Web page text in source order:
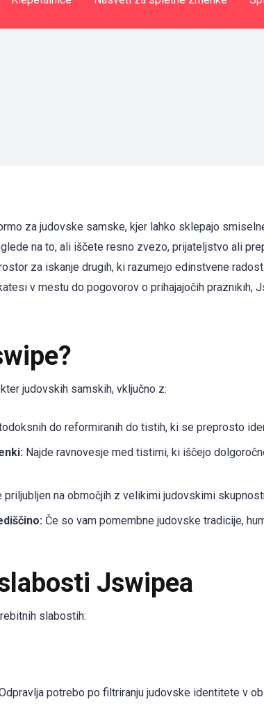
za judovske samske, kjer lahko sklepajo
na to, ali iščete resno zvezo, prijateljstvo ali
za iskanje drugih, ki razumejo edinstvene
v mestu do pogovorov o prihajajočih praznikih,
judovskih samskih, vključno z:
do reformiranih do tistih, ki se preprosto
Najde ravnovesje med tistimi, ki iščejo
priljubljen na območjih z velikimi judovskimi
Če so vam pomembne judovske tradicije,
Jswipea
slabostih:
potrebo po filtriranju judovske identitete v